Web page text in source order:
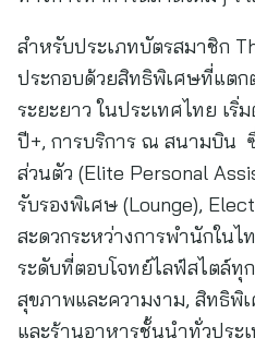
สำหรับประเภทบัตรสมาชิก
ประกอบด้วยสิทธิพิเศษที่แตก
ระยะยาว ในประเทศไทย เ
ปี+, การบริการ ณ สนามบิน
ส่วนตัว (Elite Personal
รับรองพิเศษ (Lounge),
สะดวกระหว่างการพำนักใน
ระดับที่ตอบโจทย์ไลฟ์สไตล์ทุ
สุขภาพและความงาม, สิทธิพิ
และร้านอาหารชั้นนำทั่วประ